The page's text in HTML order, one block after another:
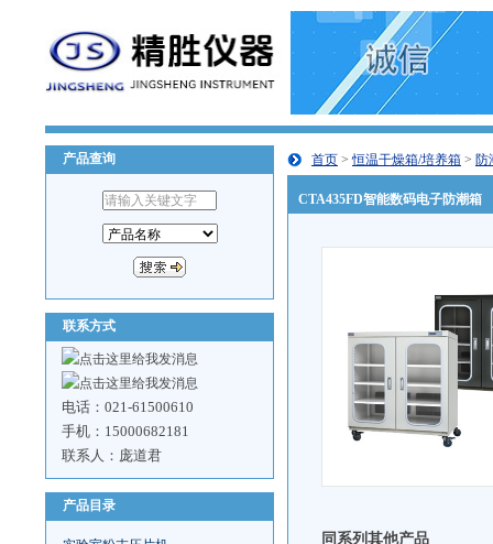
产品查询
联系方式
电话：021-61500610
手机：15000682181
联系人：庞道君
产品目录
首页 >恒温干燥箱/培养箱 > 防
CTA435FD智能数码电子防潮箱
同系列其他产品